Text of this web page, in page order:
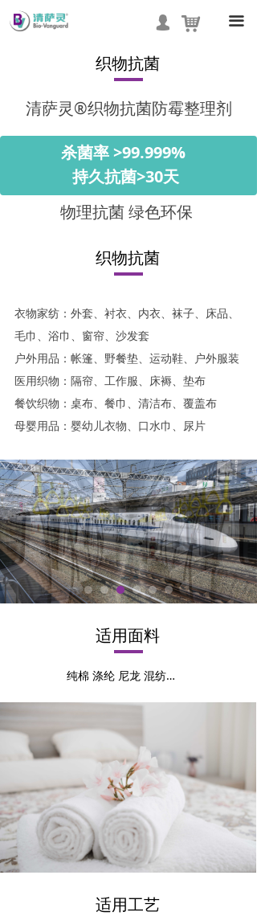
끀
抗菌技术
消毒工程
资讯中心
넙 낙
织物抗菌
杀菌率 >99.999%
持久抗菌>30天
清萨灵®织物抗菌防霉整理剂
物理抗菌 绿色环保
织物抗菌
衣物家纺：外套、衬衣、内衣、袜子、床品、
毛巾、浴巾、窗帘、沙发套
户外用品：帐篷、野餐垫、运动鞋、户外服装
医用织物：隔帘、工作服、床褥、垫布
餐饮织物：桌布、餐巾、清洁布、覆盖布
母婴用品：婴幼儿衣物、口水巾、尿片
适用面料
纯棉 涤纶 尼龙 混纺…
适用工艺